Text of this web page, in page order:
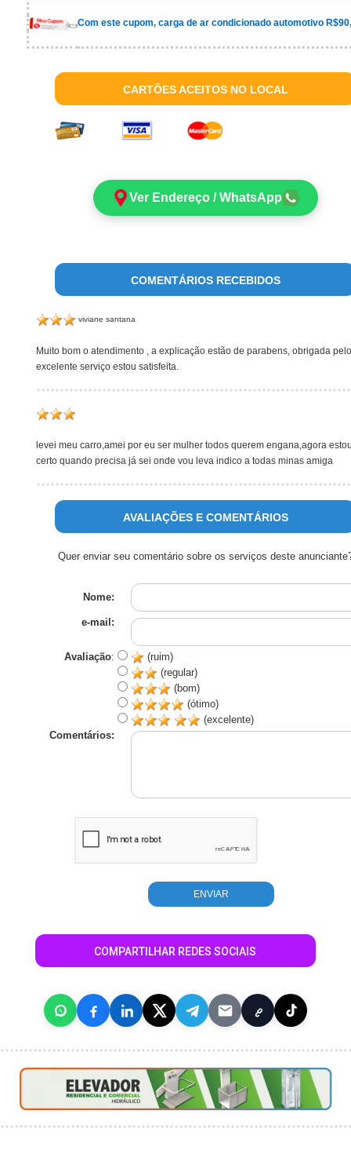
Com este cupom, carga de ar condicionado automotivo
CARTÕES ACEITOS NO LOCAL
Ver Endereço / WhatsApp
COMENTÁRIOS RECEBIDOS
viviane santana
Muito bom o atendimento , a explicação estão de parabens, obrigada
excelente serviço estou satisfeita.
levei meu carro,amei por eu ser mulher todos querem engana,agora
certo quando precisa já sei onde vou leva indico a todas minas amiga
AVALIAÇÕES E COMENTÁRIOS
Quer enviar seu comentário sobre os serviços deste
Nome:
e-mail:
Avaliação:
(ruim)
(regular)
(bom)
(ótimo)
(excelente)
Comentários:
COMPARTILHAR REDES SOCIAIS